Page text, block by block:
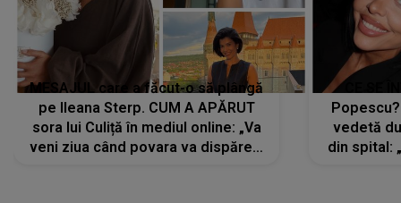
MESAJUL care a făcut-o să plângă
pe Ileana Sterp. CUM A APĂRUT
sora lui Culiță în mediul online: „Va
veni ziua când povara va dispărea,
vedetă
din spital: